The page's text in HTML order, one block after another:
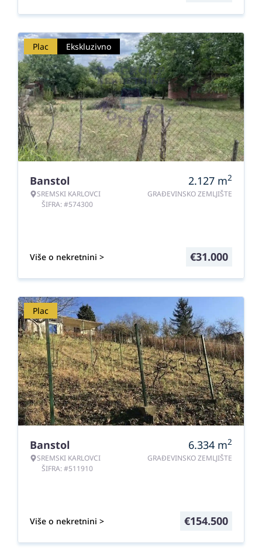
Plac Ekskluzivno
Banstol
SREMSKI KARLOVCI
ŠIFRA: #574300
2.127 m2
GRAĐEVINSKO ZEMLJIŠTE
Više o nekretnini > €31.000
Plac
Banstol
SREMSKI KARLOVCI
ŠIFRA: #511910
6.334 m2
GRAĐEVINSKO ZEMLJIŠTE
Više o nekretnini > €154.500